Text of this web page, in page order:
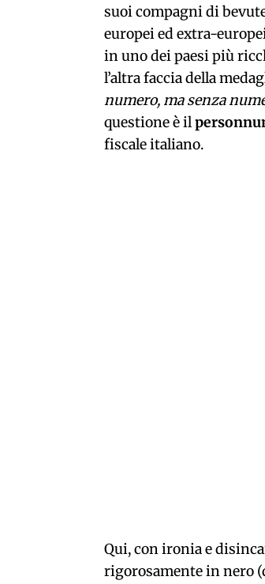
suoi compagni di
europei ed extra-
in uno dei paesi più
l’altra faccia della
numero, ma senza
questione è il
fiscale italiano.
Qui, con ironia e
rigorosamente in nero